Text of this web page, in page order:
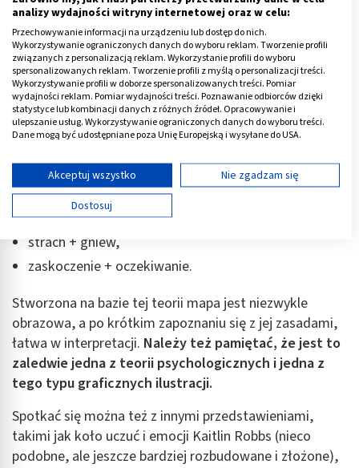
smutek + oczekiwanie = pesymizm
gniew + radość = duma.
I wiele innych. Tym, na co warto zwrócić uwagę, jest
niemożność łączenia komponentów znajdujących się na
kole po przeciwległych jego stronach. Zdaniem
Pluchnika występuje między nimi zbyt duży konflikt. A
są to następujące pary:
radość + smutek,
zaufanie + wstręt,
strach + gniew,
zaskoczenie + oczekiwanie.
Stworzona na bazie tej teorii mapa jest niezwykle
obrazowa, a po krótkim zapoznaniu się z jej zasadami,
łatwa w interpretacji. Należy też pamiętać, że jest to
zaledwie jedna z teorii psychologicznych i jedna z
tego typu graficznych ilustracji.
Spotkać się można też z innymi przedstawieniami,
takimi jak koło uczuć i emocji Kaitlin Robbs (nieco
podobne, ale jeszcze bardziej rozbudowane i złożone),
analizy wydajności witryny internetowej oraz w celu:
Przechowywanie informacji na urządzeniu lub dostęp do nich.
Wykorzystywanie ograniczonych danych do wyboru reklam. Tworzenie profili
związanych z personalizacją reklam. Wykorzystanie profili do wyboru
spersonalizowanych reklam. Tworzenie profili z myślą o personalizacji treści.
Wykorzystywanie profili w doborze spersonalizowanych treści. Pomiar
wydajności reklam. Pomiar wydajności treści. Poznawanie odbiorców dzięki
statystyce lub kombinacji danych z różnych źródeł. Opracowywanie i
ulepszanie usług. Wykorzystywanie ograniczonych danych do wyboru treści.
Dane mogą być udostępniane poza Unię Europejską i wysyłane do USA.
Wyświetl listę partnerów (11 dostawców IAB)
Używamy Twoich danych w następujących celach:
Cele przetwarzania IAB:
Przechowywanie informacji na urządzeniu lub
dostęp do nich
wyboru reklam
Tworzenie profili w celu spersonalizowanych
reklam
Wykorzystanie profili do wyboru
spersonalizowanych reklam
Tworzenie profili w celu personalizacji treści
Wykorzystywanie profili w celu doboru
Akceptuj wszystko
Nie zgadzam się
Dostosuj